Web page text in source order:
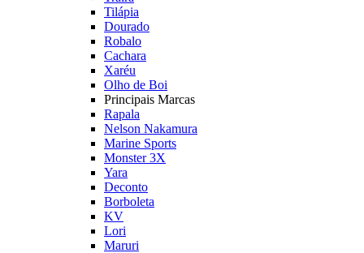
Tilápia
Dourado
Robalo
Cachara
Xaréu
Olho de Boi
Principais Marcas
Rapala
Nelson Nakamura
Marine Sports
Monster 3X
Yara
Deconto
Borboleta
KV
Lori
Maruri